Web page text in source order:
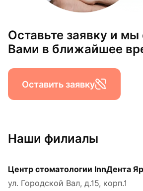
Оставьте заявку и
Вами в ближайшее
Оставить заявку
Наши филиалы
Центр стоматологии InnДента
ул. Городской Вал, д.15, корп.1